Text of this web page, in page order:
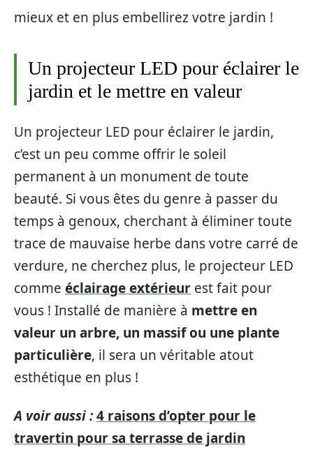
mieux et en plus embellirez votre jardin !
Un projecteur LED pour éclairer le
jardin et le mettre en valeur
Un projecteur LED pour éclairer le jardin,
c’est un peu comme offrir le soleil
permanent à un monument de toute
beauté. Si vous êtes du genre à passer du
temps à genoux, cherchant à éliminer toute
trace de mauvaise herbe dans votre carré de
verdure, ne cherchez plus, le projecteur LED
comme éclairage extérieur est fait pour
vous ! Installé de manière à mettre en
valeur un arbre, un massif ou une plante
particulière, il sera un véritable atout
esthétique en plus !
A voir aussi :4 raisons d’opter pour le
travertin pour sa terrasse de jardin